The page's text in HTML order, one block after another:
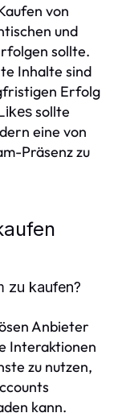
von
und
sollte.
Inhalte sind
Erfolg
sollte
eine von
Präsenz zu
zu kaufen?
Anbieter
Interaktionen
zu nutzen,
kann.